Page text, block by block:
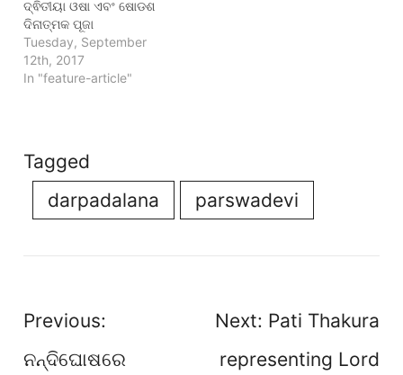
ଦ୍ଵିତୀୟା ଓଷା ଏବଂ ଷୋଡଶ
ଦିନାତ୍ମକ ପୂଜା
Tuesday, September
12th, 2017
In "feature-article"
Tagged
darpadalana
parswadevi
Post
Previous:
ନନ୍ଦିଘୋଷରେ
Next: Pati Thakura
representing Lord